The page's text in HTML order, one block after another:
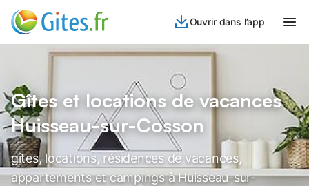
Ouvrir dans l’app
Gîtes et locations de vacances
Huisseau-sur-Cosson
gîtes, locations, résidences de vacances,
appartements et campings à Huisseau-sur-